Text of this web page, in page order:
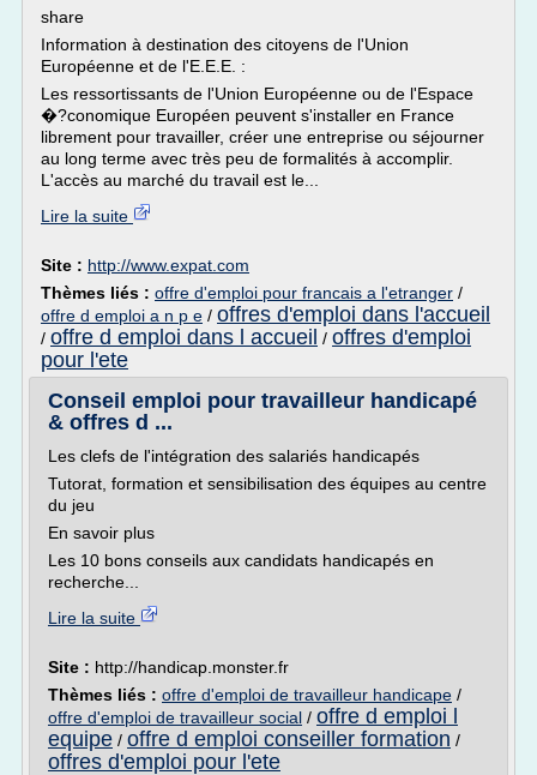
share
Information à destination des citoyens de l'Union
Européenne et de l'E.E.E. :
Les ressortissants de l'Union Européenne ou de l'Espace
�?conomique Européen peuvent s'installer en France
librement pour travailler, créer une entreprise ou séjourner
au long terme avec très peu de formalités à accomplir.
L'accès au marché du travail est le...
Lire la suite
Site : http://www.expat.com
Thèmes liés : offre d'emploi pour francais a l'etranger /
offre d emploi a n p e / offres d'emploi dans l'accueil
/ offre d emploi dans l accueil / offres d'emploi
pour l'ete
Conseil emploi pour travailleur handicapé
& offres d ...
Les clefs de l'intégration des salariés handicapés
Tutorat, formation et sensibilisation des équipes au centre
du jeu
En savoir plus
Les 10 bons conseils aux candidats handicapés en
recherche...
Lire la suite
Site : http://handicap.monster.fr
Thèmes liés : offre d'emploi de travailleur handicape /
offre d'emploi de travailleur social / offre d emploi l
equipe / offre d emploi conseiller formation /
offres d'emploi pour l'ete